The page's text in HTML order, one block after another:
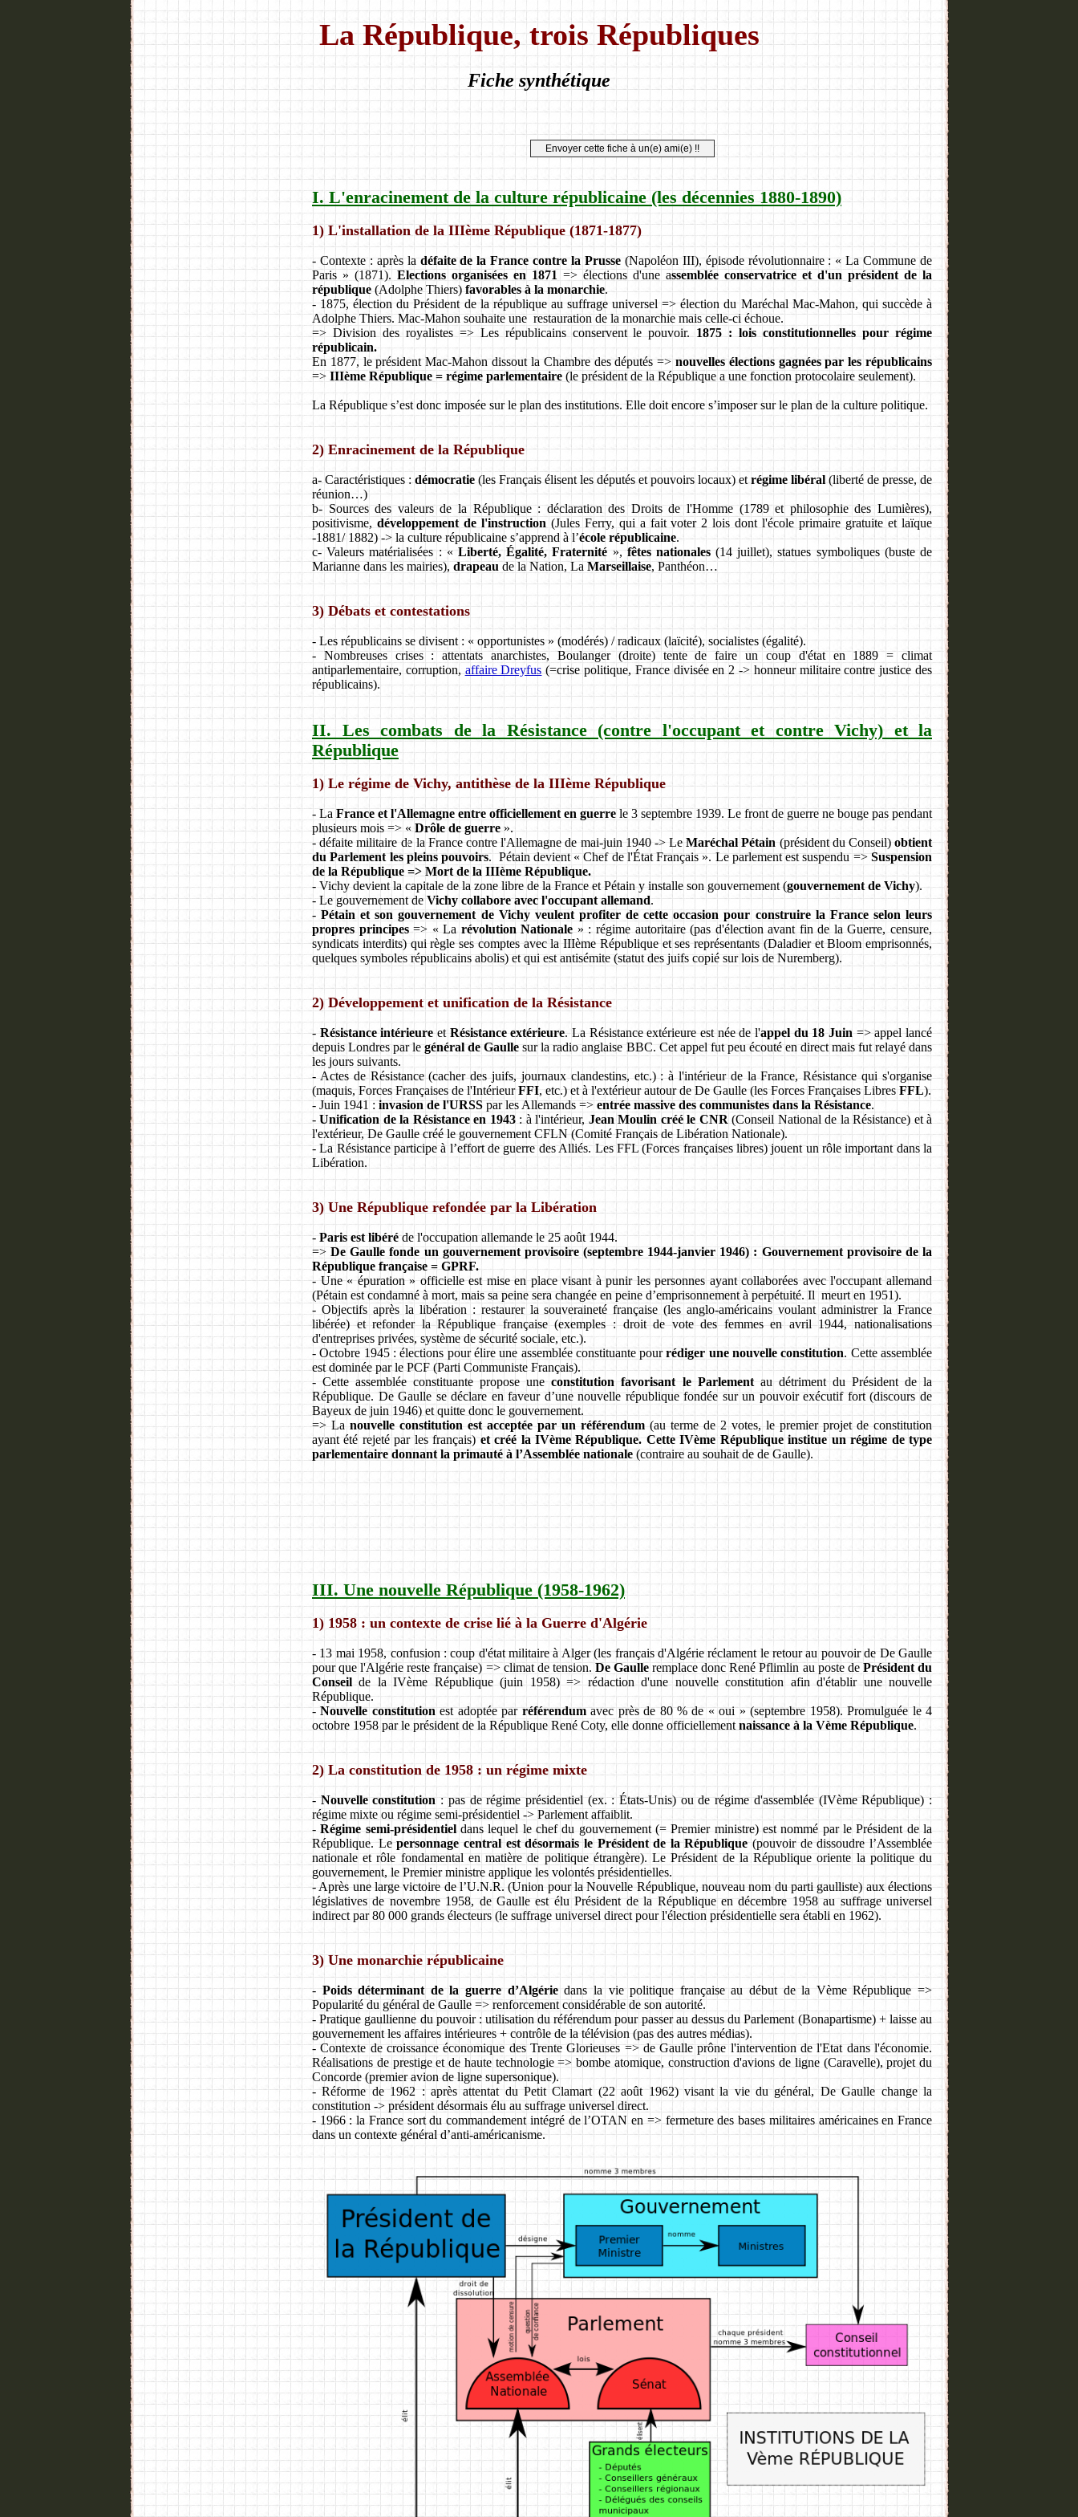
La République, trois Républiques
Fiche synthétique
I. L'enracinement de la culture républicaine (les décennies 1880-1890)
1) L'installation de la IIIème République (1871-1877)
- Contexte : après la défaite de la France contre la Prusse(Napoléon III), épisode révolutionnaire : « La Commune de
Paris » (1871). Elections organisées en 1871 => élections d'une assemblée conservatrice et d'un président de la
république(Adolphe Thiers) favorables à la monarchie.
- 1875, élection du Président de la république au suffrage universel => élection du Maréchal Mac-Mahon, qui succède à
Adolphe Thiers. Mac-Mahon souhaite une restauration de la monarchie mais celle-ci échoue.
=> Division des royalistes => Les républicains conservent le pouvoir. 1875 : lois constitutionnelles pour régime
républicain.
En 1877, le président Mac-Mahon dissout la Chambre des députés =>nouvelles élections gagnées par les républicains
=> IIIème République = régime parlementaire (le président de la République a une fonction protocolaire seulement).
La République s’est donc imposée sur le plan des institutions. Elle doit encore s’imposer sur le plan de la culture politique.
2) Enracinement de la République
a- Caractéristiques :démocratie (les Français élisent les députés et pouvoirs locaux) etrégime libéral (liberté de presse, de
réunion…)
b- Sources des valeurs de la République : déclaration des Droits de l'Homme (1789 et philosophie des Lumières),
positivisme, développement de l'instruction (Jules Ferry, qui a fait voter 2 lois dont l'école primaire gratuite et laïque
-1881/ 1882) -> la culture républicaine s’apprend à l’école républicaine.
c- Valeurs matérialisées : «Liberté, Égalité, Fraternité », fêtes nationales(14 juillet), statues symboliques (buste de
Marianne dans les mairies),drapeaude la Nation, LaMarseillaise, Panthéon…
3) Débats et contestations
- Les républicains se divisent : « opportunistes » (modérés) / radicaux (laïcité), socialistes (égalité).
- Nombreuses crises : attentats anarchistes, Boulanger (droite) tente de faire un coup d'état en 1889 = climat
antiparlementaire, corruption, affaire Dreyfus (=crise politique, France divisée en 2 -> honneur militaire contre justice des
républicains).
II. Les combats de la Résistance (contre l'occupant et contre Vichy) et la
République
1) Le régime de Vichy, antithèse de la IIIème République
- LaFrance et l'Allemagne entre officiellement en guerrele 3 septembre 1939. Le front de guerre ne bouge pas pendant
plusieurs mois => «Drôle de guerre».
- défaite militaire de la France contre l'Allemagne de mai-juin 1940 -> LeMaréchal Pétain(président du Conseil)obtient
du Parlement les pleins pouvoirs. Pétain devient « Chef de l'État Français ». Le parlement est suspendu =>Suspension
de la République => Mort de la IIIème République.
- Vichy devient la capitale de la zone libre de la France et Pétain y installe son gouvernement (gouvernement de Vichy).
- Le gouvernement deVichy collabore avec l'occupant allemand.
-Pétain et son gouvernement de Vichy veulent profiter de cette occasion pour construire la France selon leurs
propres principes=> « La révolution Nationale» : régime autoritaire (pas d'élection avant fin de la Guerre, censure,
syndicats interdits) qui règle ses comptes avec la IIIème République et ses représentants (Daladier et Bloom emprisonnés,
quelques symboles républicains abolis) et qui est antisémite (statut des juifs copié sur lois de Nuremberg).
2) Développement et unification de la Résistance
- Résistance intérieureet Résistance extérieure. La Résistance extérieure est née de l'appel du 18 Juin=> appel lancé
depuis Londres par legénéral de Gaulle sur la radio anglaise BBC. Cet appel fut peu écouté en direct mais fut relayé dans
les jours suivants.
- Actes de Résistance (cacher des juifs, journaux clandestins, etc.) : à l'intérieur de la France, Résistance qui s'organise
(maquis, Forces Françaises de l'IntérieurFFI, etc.) et à l'extérieur autour de De Gaulle (les Forces Françaises Libres FFL).
- Juin 1941 :invasion de l'URSSpar les Allemands =>entrée massive des communistes dans la Résistance.
-Unification de la Résistance en 1943: à l'intérieur, Jean Moulin créé le CNR (Conseil National de la Résistance) et à
l'extérieur, De Gaulle créé le gouvernement CFLN (Comité Français de Libération Nationale).
- La Résistance participe à l’effort de guerre des Alliés. Les FFL (Forces françaises libres) jouent un rôle important dans la
Libération.
3) Une République refondée par la Libération
- Paris est libéréde l'occupation allemande le 25 août 1944.
=>De Gaulle fonde un gouvernement provisoire (septembre 1944-janvier 1946) : Gouvernement provisoire de la
République française = GPRF.
- Une « épuration » officielle est mise en place visant à punir les personnes ayant collaborées avec l'occupant allemand
(Pétain est condamné à mort, mais sa peine sera changée en peine d’emprisonnement à perpétuité. Il meurt en 1951).
- Objectifs après la libération : restaurer la souveraineté française (les anglo-américains voulant administrer la France
libérée) et refonder la République française (exemples : droit de vote des femmes en avril 1944, nationalisations
d'entreprises privées, système de sécurité sociale, etc.).
- Octobre 1945 : élections pour élire une assemblée constituante pourrédiger une nouvelle constitution. Cette assemblée
est dominée par le PCF (Parti Communiste Français).
- Cette assemblée constituante propose uneconstitution favorisant le Parlementau détriment du Président de la
République. De Gaulle se déclare en faveur d’une nouvelle république fondée sur un pouvoir exécutif fort (discours de
Bayeux de juin 1946) et quitte donc le gouvernement.
=> Lanouvelle constitution est acceptée par un référendum (au terme de 2 votes, le premier projet de constitution
ayant été rejeté par les français)et créé la IVème République. Cette IVème République institue un régime de type
parlementaire donnant la primauté à l’Assemblée nationale (contraire au souhait de de Gaulle).
III. Une nouvelle République (1958-1962)
1) 1958 : un contexte de crise lié à la Guerre d'Algérie
- 13 mai 1958, confusion : coup d'état militaire à Alger (les français d'Algérie réclament le retour au pouvoir de De Gaulle
pour que l'Algérie reste française) => climat de tension.De Gaulle remplace donc René Pflimlin au poste dePrésident du
Conseilde la IVème République (juin 1958) => rédaction d'une nouvelle constitution afin d'établir une nouvelle
République.
-Nouvelle constitutionest adoptée par référendumavec près de 80 % de « oui » (septembre 1958). Promulguée le 4
octobre 1958 par le président de la République René Coty, elle donne officiellement naissance à la Vème République.
2) La constitution de 1958 : un régime mixte
- Nouvelle constitution: pas de régime présidentiel (ex. : États-Unis) ou de régime d'assemblée (IVème République) :
régime mixte ou régime semi-présidentiel -> Parlement affaiblit.
-Régime semi-présidentieldans lequel le chef du gouvernement (= Premier ministre) est nommé par le Président de la
République. Lepersonnage central est désormais le Président de la République(pouvoir de dissoudre l’Assemblée
nationale et rôle fondamental en matière de politique étrangère). Le Président de la République oriente la politique du
gouvernement, le Premier ministre applique les volontés présidentielles.
- Après une large victoire de l’U.N.R. (Union pour la Nouvelle République, nouveau nom du parti gaulliste) aux élections
législatives de novembre 1958, de Gaulle est élu Président de la République en décembre 1958 au suffrage universel
indirect par 80 000 grands électeurs (le suffrage universel direct pour l'élection présidentielle sera établi en 1962).
3) Une monarchie républicaine
-Poids déterminant de la guerre d’Algériedans la vie politique française au début de la Vème République =>
Popularité du général de Gaulle => renforcement considérable de son autorité.
- Pratique gaullienne du pouvoir : utilisation du référendum pour passer au dessus du Parlement (Bonapartisme) + laisse au
gouvernement les affaires intérieures + contrôle de la télévision (pas des autres médias).
- Contexte de croissance économique des Trente Glorieuses => de Gaulle prône l'intervention de l'Etat dans l'économie.
Réalisations de prestige et de haute technologie => bombe atomique, construction d'avions de ligne (Caravelle), projet du
Concorde (premier avion de ligne supersonique).
- Réforme de 1962 : après attentat du Petit Clamart (22 août 1962) visant la vie du général, De Gaulle change la
constitution -> président désormais élu au suffrage universel direct.
- 1966 : la France sort du commandement intégré de l’OTAN en => fermeture des bases militaires américaines en France
dans un contexte général d’anti-américanisme.